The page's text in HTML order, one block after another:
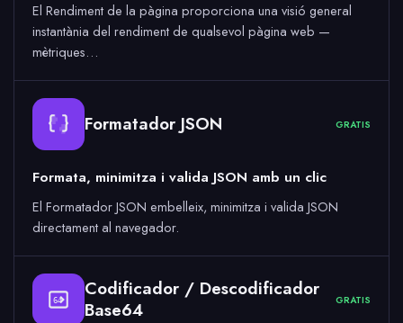
El Rendiment de la pàgina proporciona una visió general
instantània del rendiment de qualsevol pàgina web —
mètriques…
Formatador JSON GRATIS
Formata, minimitza i valida JSON amb un clic
El Formatador JSON embelleix, minimitza i valida JSON
directament al navegador.
64
Codificador / Descodificador
Base64
GRATIS